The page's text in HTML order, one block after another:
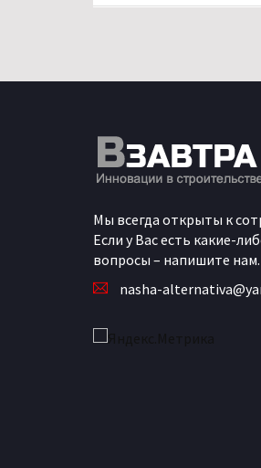
Мы всегда открыты к
Если у Вас есть какие-
вопросы – напишите нам.
nasha-